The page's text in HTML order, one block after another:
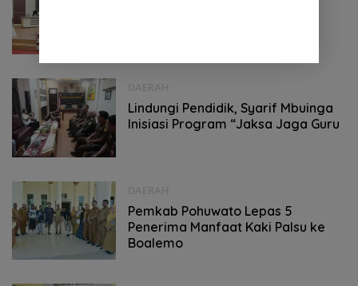
Lindungi Pendidik, Syarif Mbuinga
Inisiasi Program “Jaksa Jaga Guru
Pemkab Pohuwato Lepas 5
Penerima Manfaat Kaki Palsu ke
Boalemo